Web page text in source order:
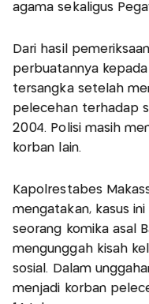
agama sekaligus
Dari hasil
perbuatannya
tersangka setelah
pelecehan terhadap
2004. Polisi masih
korban lain.
Kapolrestabes
mengatakan, kasus
seorang komika asal
mengunggah kisah
sosial. Dalam
menjadi korban